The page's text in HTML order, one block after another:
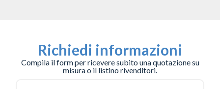
Richiedi informazioni
Compila il form per ricevere subito una quotazione su
misura o il listino rivenditori.